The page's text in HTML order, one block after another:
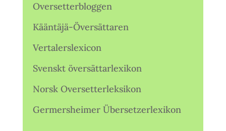
Oversetterbloggen
Kääntäjä-Översättaren
Vertalerslexicon
Svenskt översättarlexikon
Norsk Oversetterleksikon
Germersheimer Übersetzerlexikon